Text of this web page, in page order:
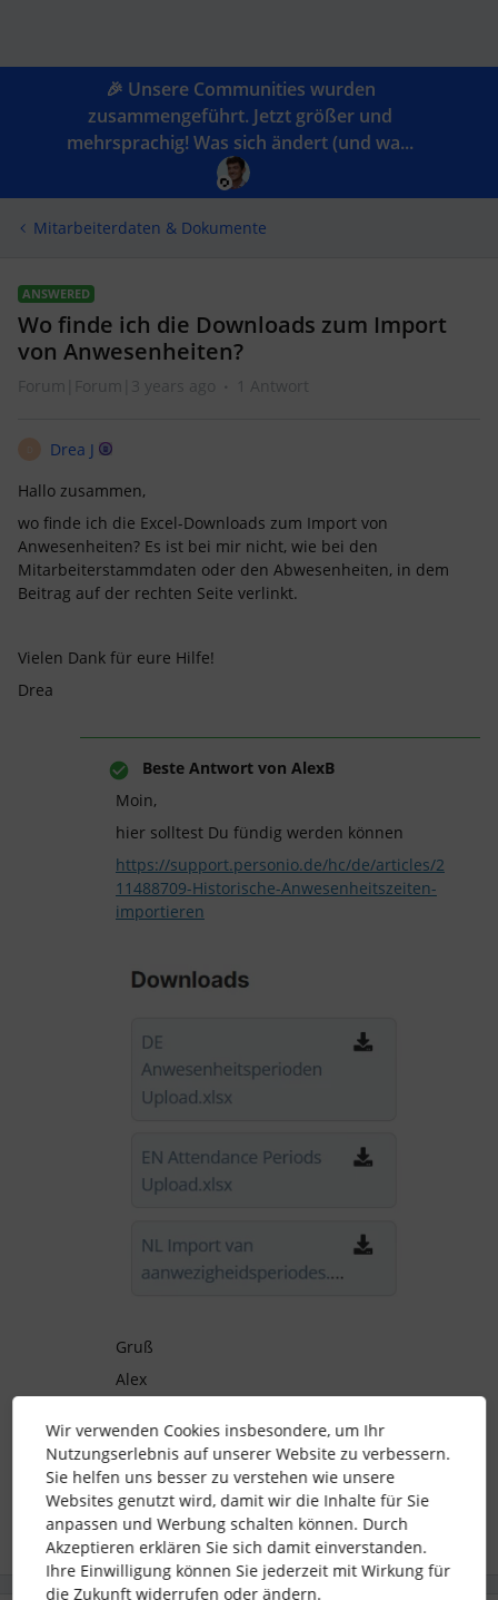
🎉 Unsere Communities wurden
zusammengeführt. Jetzt größer und
mehrsprachig! Was sich ändert (und wa...
Mitarbeiterdaten & Dokumente
ANSWERED
Wo finde ich die Downloads zum Import
von Anwesenheiten?
Forum|Forum|3 years ago 1 Antwort
Drea J
Hallo zusammen,
wo finde ich die Excel-Downloads zum Import von
Anwesenheiten? Es ist bei mir nicht, wie bei den
Mitarbeiterstammdaten oder den Abwesenheiten, in dem
Beitrag auf der rechten Seite verlinkt.
Vielen Dank für eure Hilfe!
Drea
Beste Antwort von AlexB
Moin,
hier solltest Du fündig werden können
https://support.personio.de/hc/de/articles/2
11488709-Historische-Anwesenheitszeiten-
importieren
Gruß
Alex
import dokumente anwesenheiten
Wir verwenden Cookies insbesondere, um Ihr
Nutzungserlebnis auf unserer Website zu verbessern.
Sie helfen uns besser zu verstehen wie unsere
Websites genutzt wird, damit wir die Inhalte für Sie
anpassen und Werbung schalten können. Durch
Akzeptieren erklären Sie sich damit einverstanden.
Ihre Einwilligung können Sie jederzeit mit Wirkung für
die Zukunft widerrufen oder ändern.